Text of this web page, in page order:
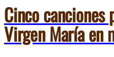
Cinco canciones
Virgen María en